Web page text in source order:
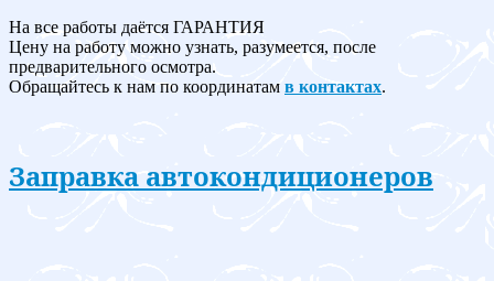
На все работы даётся ГАРАНТИЯ
Цену на работу можно узнать, разумеется, после
предварительного осмотра.
Обращайтесь к нам по координатам в контактах.
Заправка автокондиционеров